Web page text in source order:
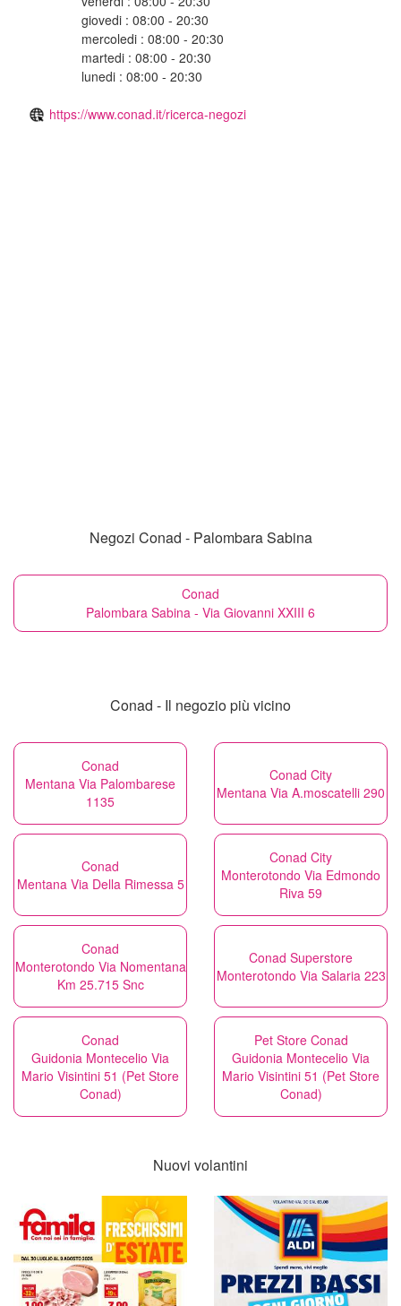
giovedi : 08:00 - 20:30
mercoledi : 08:00 - 20:30
martedi : 08:00 - 20:30
lunedi : 08:00 - 20:30
https://www.conad.it/ricerca-negozi
Negozi Conad - Palombara Sabina
Conad
Palombara Sabina - Via Giovanni XXIII 6
Conad - Il negozio più vicino
Conad
Mentana Via Palombarese
1135
Conad City
Mentana Via A.moscatelli 290
Conad
Mentana Via Della Rimessa 5
Conad City
Monterotondo Via Edmondo
Riva 59
Conad
Monterotondo Via Nomentana
Km 25.715 Snc
Conad Superstore
Monterotondo Via Salaria 223
Conad
Guidonia Montecelio Via
Mario Visintini 51 (Pet Store
Conad)
Pet Store Conad
Guidonia Montecelio Via
Mario Visintini 51 (Pet Store
Conad)
Nuovi volantini